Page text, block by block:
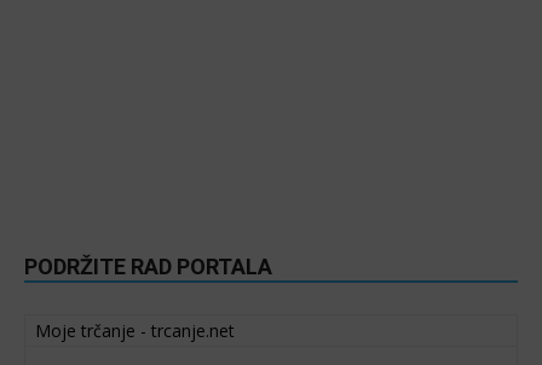
PODRŽITE RAD PORTALA
Moje trčanje - trcanje.net